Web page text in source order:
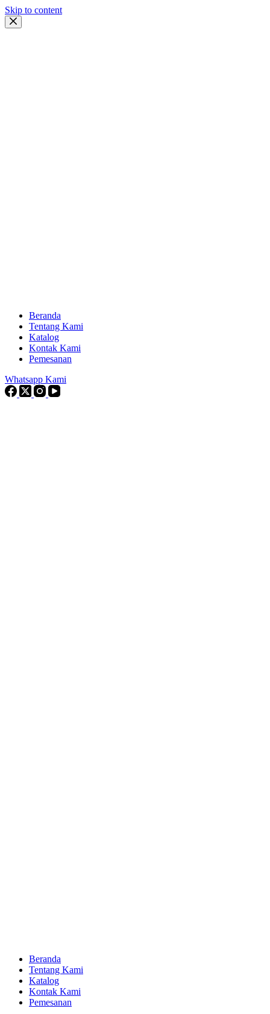
Skip to content
Beranda
Tentang Kami
Katalog
Kontak Kami
Pemesanan
Whatsapp Kami
Beranda
Tentang Kami
Katalog
Kontak Kami
Pemesanan